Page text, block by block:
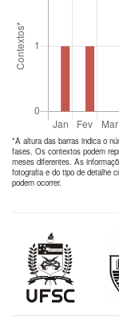
*A altura das barras indica o
fases. Os contextos podem
meses diferentes. As
fotografia e do tipo de detalhe
podem ocorrer.